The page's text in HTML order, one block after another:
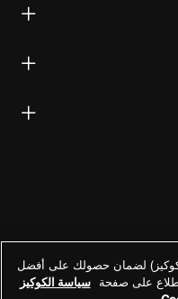
لضمان حصولك على أفضل
على صفحة سياسة الكوكيز